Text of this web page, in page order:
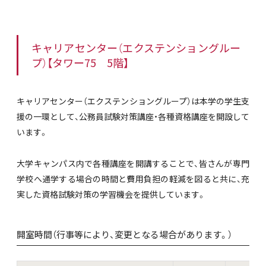
キャリアセンター（エクステンショングルー
プ）【タワー75 5階】
キャリアセンター（エクステンショングループ）は本学の学生支
援の一環として、公務員試験対策講座・各種資格講座を開設して
います。
大学キャンパス内で各種講座を開講することで、皆さんが専門
学校へ通学する場合の時間と費用負担の軽減を図ると共に、充
実した資格試験対策の学習機会を提供しています。
開室時間（行事等により、変更となる場合があります。）